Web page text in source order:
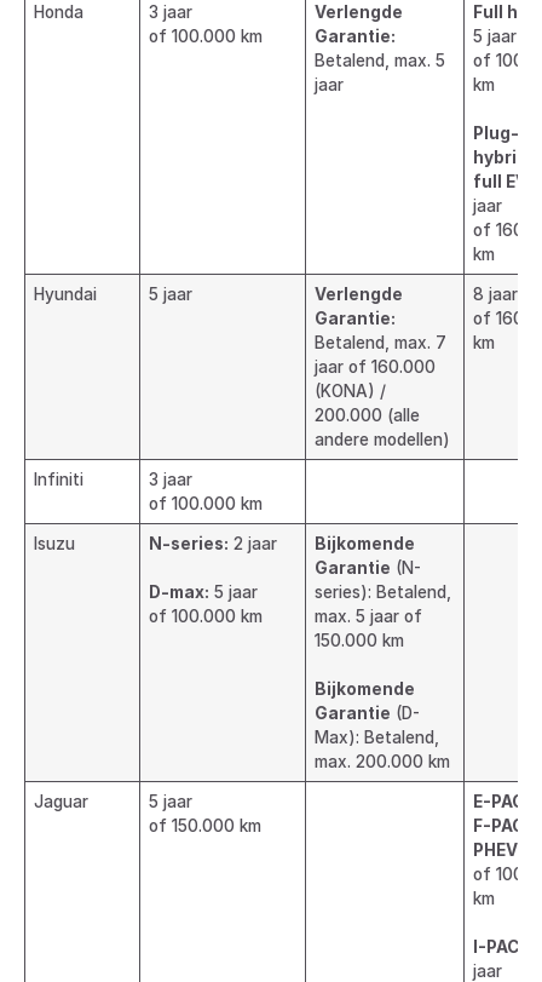
Honda
3 jaar
of 100.000 km
Verlengde
Garantie:
Betalend, max. 5
jaar
Full
5 jaar
of
km
Plug-in
hybrid
full EV
jaar
of
km
Hyundai 5 jaar
Verlengde
Garantie:
Betalend, max. 7
jaar of 160.000
(KONA) /
200.000 (alle
andere modellen)
8 jaar
of
km
Infiniti
3 jaar
of 100.000 km
Isuzu N-series: 2 jaar
D-max: 5 jaar
of 100.000 km
Bijkomende
Garantie (N-
series): Betalend,
max. 5 jaar of
150.000 km
Bijkomende
Garantie (D-
Max): Betalend,
max. 200.000 km
Jaguar
5 jaar
of 150.000 km
E-PACE
F-PACE
PHEV:
of
km
I-PACE:
jaar